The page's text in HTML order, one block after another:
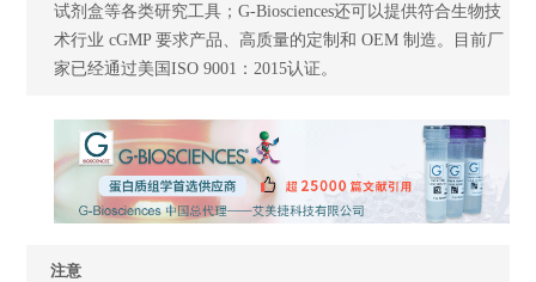
试剂盒等各类研究工具；G-Biosciences还可以提供符合生物技
术行业 cGMP 要求产品、高质量的定制和 OEM 制造。目前厂
家已经通过美国ISO 9001：2015认证。
注意